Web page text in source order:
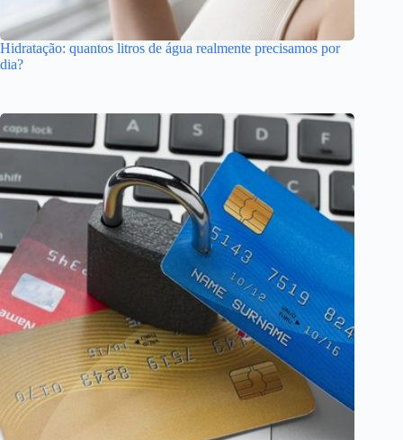
Hidratação: quantos litros de água realmente precisamos por
dia?